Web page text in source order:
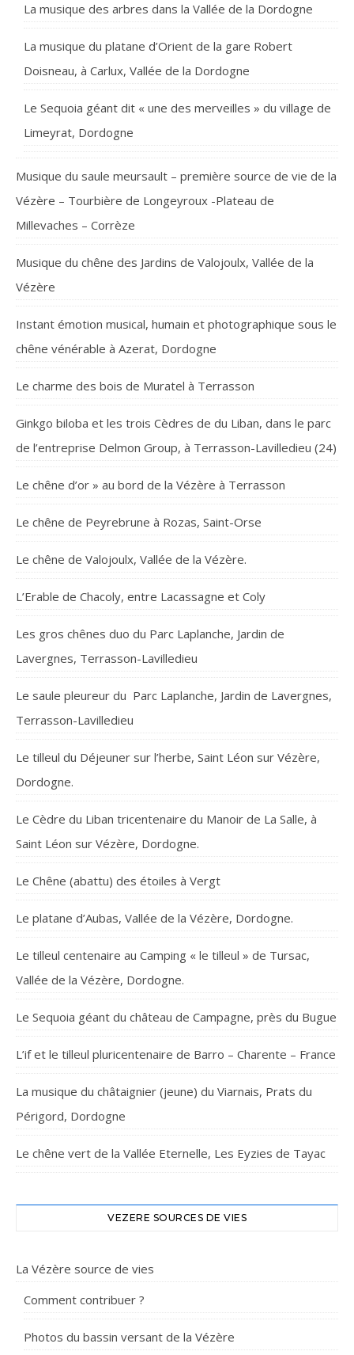
La musique des arbres dans la Vallée de la Dordogne
La musique du platane d’Orient de la gare Robert
Doisneau, à Carlux, Vallée de la Dordogne
Le Sequoia géant dit « une des merveilles » du village de
Limeyrat, Dordogne
Musique du saule meursault – première source de vie de la
Vézère – Tourbière de Longeyroux -Plateau de
Millevaches – Corrèze
Musique du chêne des Jardins de Valojoulx, Vallée de la
Vézère
Instant émotion musical, humain et photographique sous le
chêne vénérable à Azerat, Dordogne
Le charme des bois de Muratel à Terrasson
Ginkgo biloba et les trois Cèdres de du Liban, dans le parc
de l’entreprise Delmon Group, à Terrasson-Lavilledieu (24)
Le chêne d’or » au bord de la Vézère à Terrasson
Le chêne de Peyrebrune à Rozas, Saint-Orse
Le chêne de Valojoulx, Vallée de la Vézère.
L’Erable de Chacoly, entre Lacassagne et Coly
Les gros chênes duo du Parc Laplanche, Jardin de
Lavergnes, Terrasson-Lavilledieu
Le saule pleureur du Parc Laplanche, Jardin de Lavergnes,
Terrasson-Lavilledieu
Le tilleul du Déjeuner sur l’herbe, Saint Léon sur Vézère,
Dordogne.
Le Cèdre du Liban tricentenaire du Manoir de La Salle, à
Saint Léon sur Vézère, Dordogne.
Le Chêne (abattu) des étoiles à Vergt
Le platane d’Aubas, Vallée de la Vézère, Dordogne.
Le tilleul centenaire au Camping « le tilleul » de Tursac,
Vallée de la Vézère, Dordogne.
Le Sequoia géant du château de Campagne, près du Bugue
L’if et le tilleul pluricentenaire de Barro – Charente – France
La musique du châtaignier (jeune) du Viarnais, Prats du
Périgord, Dordogne
Le chêne vert de la Vallée Eternelle, Les Eyzies de Tayac
VEZERE SOURCES DE VIES
La Vézère source de vies
Comment contribuer ?
Photos du bassin versant de la Vézère